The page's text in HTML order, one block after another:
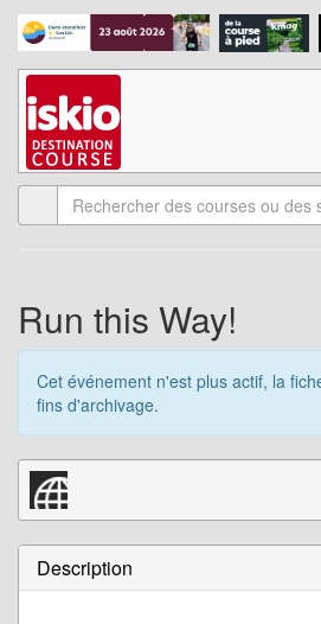
Run this Way!
Cet événement n'est plus actif, la
fins d'archivage.
Description